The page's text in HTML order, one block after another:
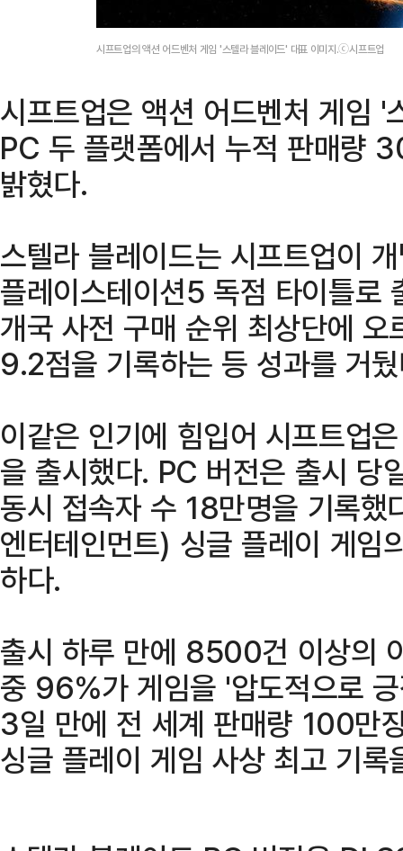
시프트업의 액션 어드벤처 게임 '스텔라 블레이드' 대표 이미지.ⓒ시프트업
시프트업은 액션 어드벤처 게임 '
PC 두 플랫폼에서 누적 판매량
밝혔다.
스텔라 블레이드는 시프트업이
플레이스테이션5 독점 타이틀
개국 사전 구매 순위 최상단에
9.2점을 기록하는 등 성과를 거
이같은 인기에 힘입어 시프트업
을 출시했다. PC 버전은 출시 당
동시 접속자 수 18만명을 기록했
엔터테인먼트) 싱글 플레이 게임
하다.
출시 하루 만에 8500건 이상의
중 96%가 게임을 '압도적으로
3일 만에 전 세계 판매량 100만
싱글 플레이 게임 사상 최고 기록